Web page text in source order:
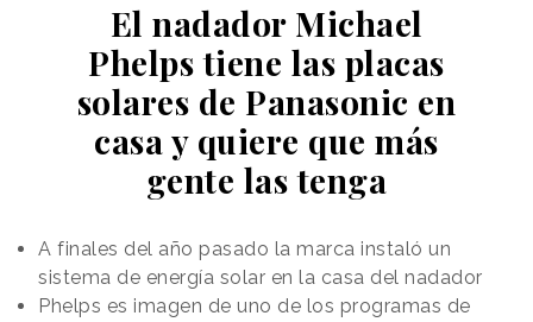
El nadador Michael
Phelps tiene las placas
solares de Panasonic en
casa y quiere que más
gente las tenga
A finales del año pasado la marca instaló un
sistema de energía solar en la casa del nadador
Phelps es imagen de uno de los programas de